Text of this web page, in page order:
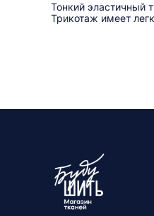
Тонкий эластичный
Трикотаж имеет